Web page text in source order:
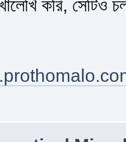
করি, সেটিও